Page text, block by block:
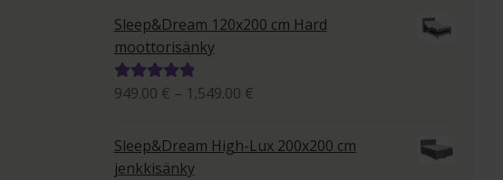
5.00
/ 5
-
Sleep&Dream 120x200 cm Hard
moottorisänky
Arvostelu
5.00
/ 5
949.00 € – 1,549.00 €
Sleep&Dream High-Lux 200x200 cm
jenkkisänky